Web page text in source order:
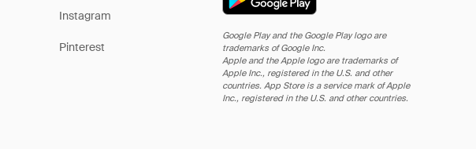
Instagram
Pinterest
Google Play and the Google Play logo are
trademarks of Google Inc.
Apple and the Apple logo are trademarks of
Apple Inc., registered in the U.S. and other
countries. App Store is a service mark of Apple
Inc., registered in the U.S. and other countries.